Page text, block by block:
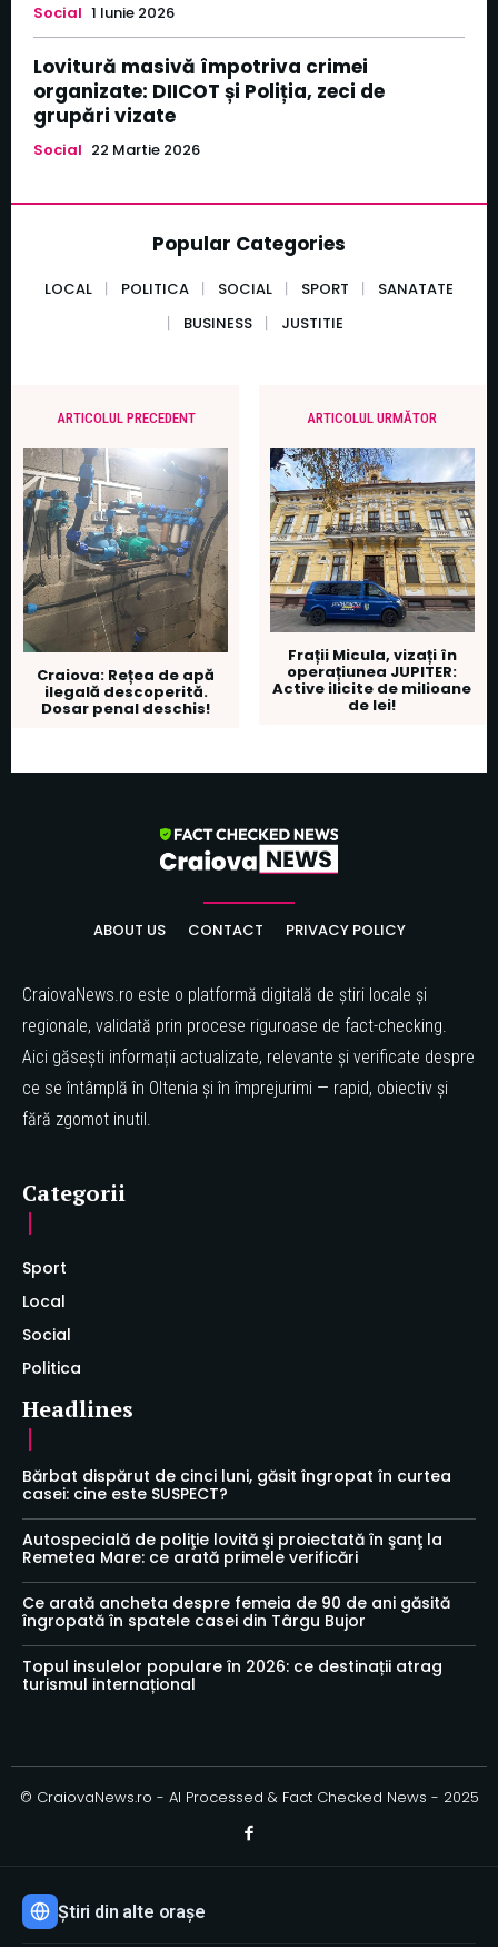
Social 1 Iunie 2026
Lovitură masivă împotriva crimei
organizate: DIICOT și Poliția, zeci de
grupări vizate
Social 22 Martie 2026
Popular Categories
LOCAL POLITICA SOCIAL SPORT
SANATATE
BUSINESS
JUSTITIE
ARTICOLUL PRECEDENT
Craiova: Rețea de apă
ilegală descoperită.
Dosar penal deschis!
ARTICOLUL URMĂTOR
Frații Micula, vizați în
operațiunea JUPITER:
Active ilicite de milioane
de lei!
ABOUT US CONTACT PRIVACY POLICY
CraiovaNews.ro este o platformă digitală de știri locale și
regionale, validată prin procese riguroase de fact-checking.
Aici găsești informații actualizate, relevante și verificate despre
ce se întâmplă în Oltenia și în împrejurimi — rapid, obiectiv și
fără zgomot inutil.
Categorii
Sport
Local
Social
Politica
Headlines
Bărbat dispărut de cinci luni, găsit îngropat în curtea
casei: cine este SUSPECT?
Autospecială de poliţie lovită şi proiectată în şanţ la
Remetea Mare: ce arată primele verificări
Ce arată ancheta despre femeia de 90 de ani găsită
îngropată în spatele casei din Târgu Bujor
Topul insulelor populare în 2026: ce destinații atrag
turismul internațional
© CraiovaNews.ro - AI Processed & Fact Checked News - 2025
Știri din alte orașe